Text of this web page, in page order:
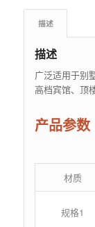
描述
描述
广泛适用于别
高档宾馆、顶
产品参数
材质
规格1